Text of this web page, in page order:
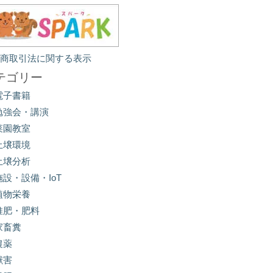
取引法に関する表示
ゴリー
子書籍
強会・講演
園教室
壌環境
壌分析
設・設備・IoT
物栄養
肥・肥料
畜糞
薬
害